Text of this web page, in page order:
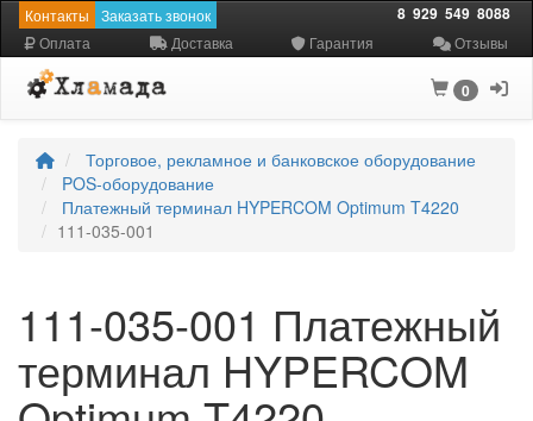
Контакты Заказать звонок 8 929 549 8088
Оплата Доставка Гарантия Отзывы
0
Торговое, рекламное и банковское оборудование
POS-оборудование
Платежный терминал HYPERCOM Optimum T4220
111-035-001
111-035-001 Платежный
терминал HYPERCOM